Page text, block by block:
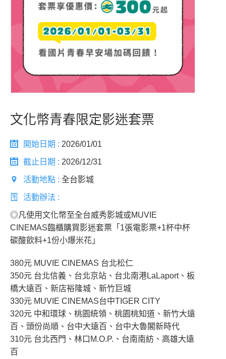
文化幣青春限定影迷套票
開始日期 : 2026/01/01
截止日期 : 2026/12/31
活動地點 : 全台影城
活動辦法 :
◎凡使用文化幣至全台威秀影城或MUVIE
CINEMAS臨櫃購買影迷套票「1張電影票+1杯中杯
碳酸飲料+1份小爆米花」
380元 MUVIE CINEMAS 台北松仁
350元 台北信義、台北京站、台北南港LaLaport、板
橋大遠百、新店裕隆城、新竹巨城
330元 MUVIE CINEMAS台中TIGER CITY
320元 中和環球、桃園統領、桃園桃知道、新竹大遠
百、頭份尚順、台中大遠百、台中大魯閣新時代
310元 台北西門、林口M.O.P.、台南南紡、高雄大遠
百
影城公告
影城活動
中獎名單
商家介紹
商場活動
加入iShow